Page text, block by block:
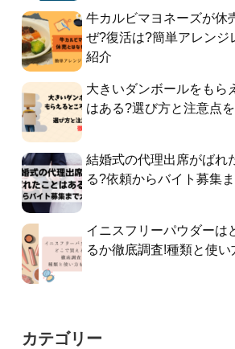
牛カルビマヨネーズが休
ぜ?復活は?簡単アレンジ
紹介
大きいダンボールをもら
はある?選び方と注意点
結婚式の代理出席がばれ
る?依頼からバイト募集
イニスフリーパウダーは
るか徹底調査!種類と使い
カテゴリー